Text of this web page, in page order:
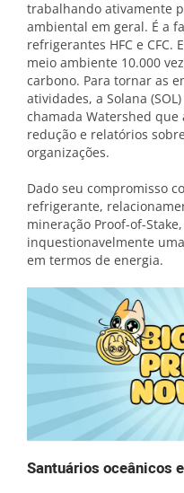
trabalhando ativamente
ambiental em geral. É a
refrigerantes HFC e
meio ambiente 10.000
carbono. Para tornar as
atividades, a Solana
chamada Watershed
redução e relatórios
organizações.
Dado seu compromisso
refrigerante,
mineração Proof-of-Stake,
inquestionavelmente
em termos de energia.
Santuários oceânicos